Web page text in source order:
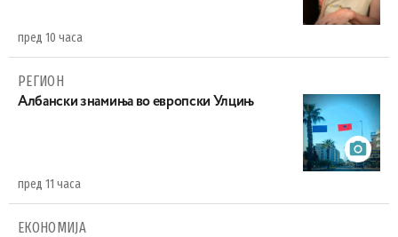
пред 10 часа
РЕГИОН
Aлбански знамиња во европски Улцињ
пред 11 часа
ЕКОНОМИЈА